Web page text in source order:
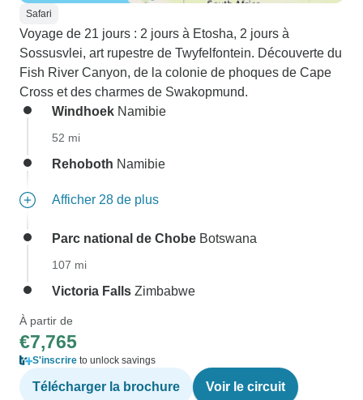
Safari
Voyage de 21 jours : 2 jours à Etosha, 2 jours à
Sossusvlei, art rupestre de Twyfelfontein. Découverte du
Fish River Canyon, de la colonie de phoques de Cape
Cross et des charmes de Swakopmund.
Windhoek Namibie
52 mi
Rehoboth Namibie
Afficher 28 de plus
Parc national de Chobe Botswana
107 mi
Victoria Falls Zimbabwe
À partir de
€7,765
S'inscrire to unlock savings
Télécharger la brochure Voir le circuit